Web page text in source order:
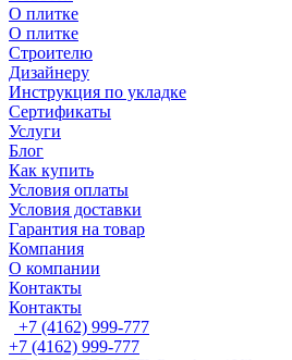
О плитке
О плитке
Строителю
Дизайнеру
Инструкция по укладке
Сертификаты
Услуги
Блог
Как купить
Условия оплаты
Условия доставки
Гарантия на товар
Компания
О компании
Контакты
Контакты
+7 (4162) 999-777
+7 (4162) 999-777